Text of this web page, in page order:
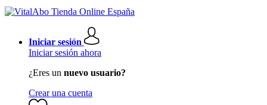
Iniciar sesión
Iniciar sesión ahora
¿Eres un nuevo usuario?
Crear una cuenta